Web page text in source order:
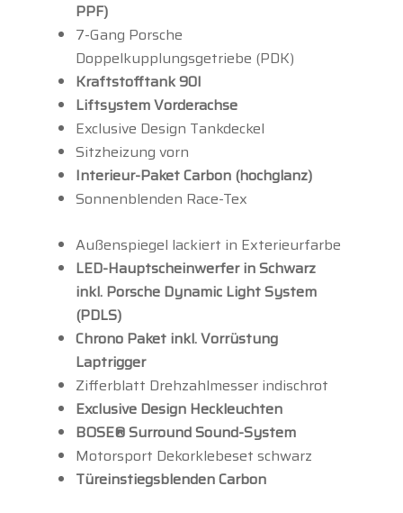
PPF)
7-Gang Porsche
Doppelkupplungsgetriebe (PDK)
Kraftstofftank 90l
Liftsystem Vorderachse
Exclusive Design Tankdeckel
Sitzheizung vorn
Interieur-Paket Carbon (hochglanz)
Sonnenblenden Race-Tex
Außenspiegel lackiert in Exterieurfarbe
LED-Hauptscheinwerfer in Schwarz
inkl. Porsche Dynamic Light System
(PDLS)
Chrono Paket inkl. Vorrüstung
Laptrigger
Zifferblatt Drehzahlmesser indischrot
Exclusive Design Heckleuchten
BOSE® Surround Sound-System
Motorsport Dekorklebeset schwarz
Türeinstiegsblenden Carbon